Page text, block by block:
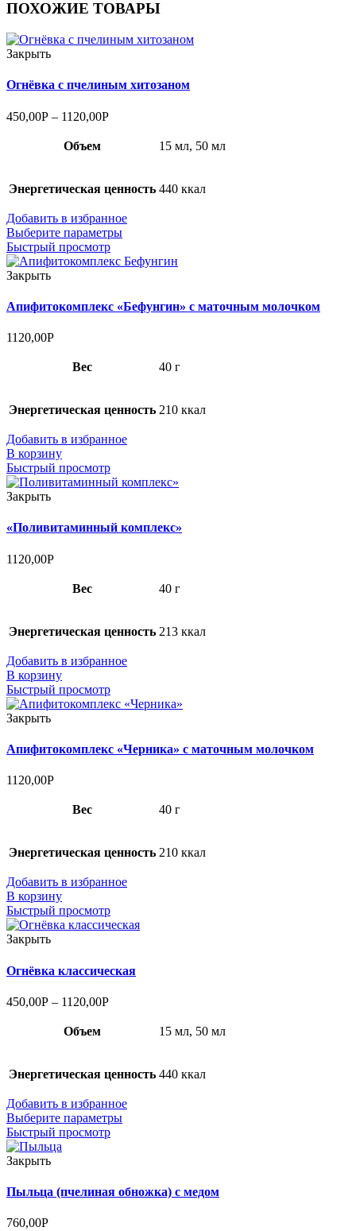
ПОХОЖИЕ ТОВАРЫ
Закрыть
Огнёвка с пчелиным хитозаном
450,00Р – 1120,00Р
Объем 15 мл, 50 мл
Энергетическая ценность 440 ккал
Добавить в избранное
Выберите параметры
Быстрый просмотр
Закрыть
Апифитокомплекс «Бефунгин» с маточным молочком
1120,00Р
Вес 40 г
Энергетическая ценность 210 ккал
Добавить в избранное
В корзину
Быстрый просмотр
Закрыть
«Поливитаминный комплекс»
1120,00Р
Вес 40 г
Энергетическая ценность 213 ккал
Добавить в избранное
В корзину
Быстрый просмотр
Закрыть
Апифитокомплекс «Черника» с маточным молочком
1120,00Р
Вес 40 г
Энергетическая ценность 210 ккал
Добавить в избранное
В корзину
Быстрый просмотр
Закрыть
Огнёвка классическая
450,00Р – 1120,00Р
Объем 15 мл, 50 мл
Энергетическая ценность 440 ккал
Добавить в избранное
Выберите параметры
Быстрый просмотр
Закрыть
Пыльца (пчелиная обножка) с медом
760,00Р